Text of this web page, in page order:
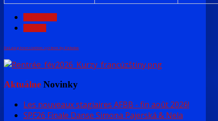
FaLang translation system by Faboba
Aktuálne Novinky
Les nouveaux stagiaires AFBB - fin août 2026!
SPF26 Finale Danse Simona Pajerská & Nela